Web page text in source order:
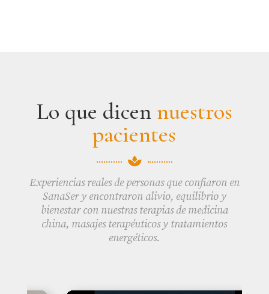
Lo que dicennuestros
pacientes

Experiencias reales de personas que confiaron en
SanaSer y encontraron alivio, equilibrio y
bienestar con nuestras terapias de medicina
china, masajes terapéuticos y tratamientos
energéticos.